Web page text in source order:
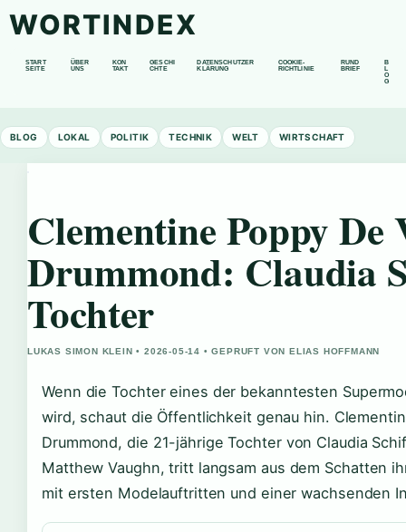
WORTINDEX
START
SEITE
ÜBER
UNS
KON
TAKT
GESCHI
CHTE
DATENSCHUTZER
KLÄRUNG
COOKIE-
RICHTLINIE
RUND
BRIEF
B
O
G
BLOG LOKAL POLITIK TECHNIK WELT WIRTSCHAFT
Clementine Poppy De
Drummond: Claudia
Tochter
LUKAS SIMON KLEIN • 2026-05-14 • GEPRUFT VON ELIAS HOFFMANN
Wenn die Tochter eines der bekanntesten
wird, schaut die Öffentlichkeit genau hin.
Drummond, die 21-jährige Tochter von Claudia
Matthew Vaughn, tritt langsam aus dem Schatten
mit ersten Modelauftritten und einer wachsenden